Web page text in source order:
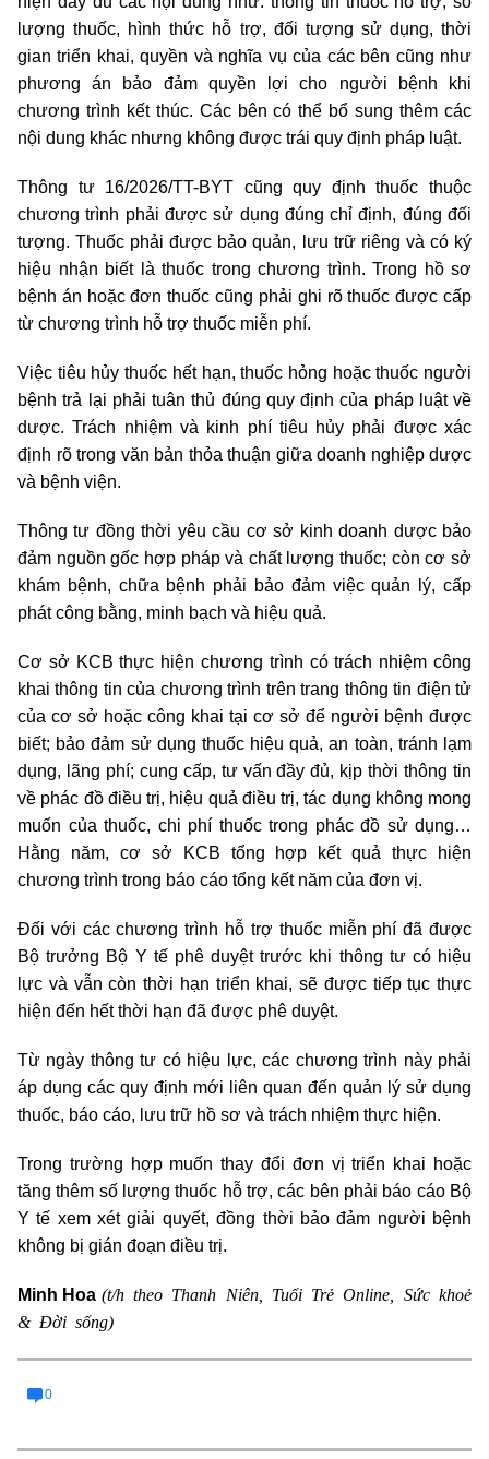
lượng thuốc, hình thức hỗ trợ, đối tượng sử dụng, thời
gian triển khai, quyền và nghĩa vụ của các bên cũng như
phương án bảo đảm quyền lợi cho người bệnh khi
chương trình kết thúc. Các bên có thể bổ sung thêm các
nội dung khác nhưng không được trái quy định pháp luật.
Thông tư 16/2026/TT-BYT cũng quy định thuốc thuộc
chương trình phải được sử dụng đúng chỉ định, đúng đối
tượng. Thuốc phải được bảo quản, lưu trữ riêng và có ký
hiệu nhận biết là thuốc trong chương trình. Trong hồ sơ
bệnh án hoặc đơn thuốc cũng phải ghi rõ thuốc được cấp
từ chương trình hỗ trợ thuốc miễn phí.
Việc tiêu hủy thuốc hết hạn, thuốc hỏng hoặc thuốc người
bệnh trả lại phải tuân thủ đúng quy định của pháp luật về
dược. Trách nhiệm và kinh phí tiêu hủy phải được xác
định rõ trong văn bản thỏa thuận giữa doanh nghiệp dược
và bệnh viện.
Thông tư đồng thời yêu cầu cơ sở kinh doanh dược bảo
đảm nguồn gốc hợp pháp và chất lượng thuốc; còn cơ sở
khám bệnh, chữa bệnh phải bảo đảm việc quản lý, cấp
phát công bằng, minh bạch và hiệu quả.
Cơ sở KCB thực hiện chương trình có trách nhiệm công
khai thông tin của chương trình trên trang thông tin điện tử
của cơ sở hoặc công khai tại cơ sở để người bệnh được
biết; bảo đảm sử dụng thuốc hiệu quả, an toàn, tránh lạm
dụng, lãng phí; cung cấp, tư vấn đầy đủ, kịp thời thông tin
về phác đồ điều trị, hiệu quả điều trị, tác dụng không mong
muốn của thuốc, chi phí thuốc trong phác đồ sử dụng…
Hằng năm, cơ sở KCB tổng hợp kết quả thực hiện
chương trình trong báo cáo tổng kết năm của đơn vị.
Đối với các chương trình hỗ trợ thuốc miễn phí đã được
Bộ trưởng Bộ Y tế phê duyệt trước khi thông tư có hiệu
lực và vẫn còn thời hạn triển khai, sẽ được tiếp tục thực
hiện đến hết thời hạn đã được phê duyệt.
Từ ngày thông tư có hiệu lực, các chương trình này phải
áp dụng các quy định mới liên quan đến quản lý sử dụng
thuốc, báo cáo, lưu trữ hồ sơ và trách nhiệm thực hiện.
Trong trường hợp muốn thay đổi đơn vị triển khai hoặc
tăng thêm số lượng thuốc hỗ trợ, các bên phải báo cáo Bộ
Y tế xem xét giải quyết, đồng thời bảo đảm người bệnh
không bị gián đoạn điều trị.
Minh Hoa (t/h theo Thanh Niên, Tuổi Trẻ Online, Sức khoẻ
& Đời sống)
0